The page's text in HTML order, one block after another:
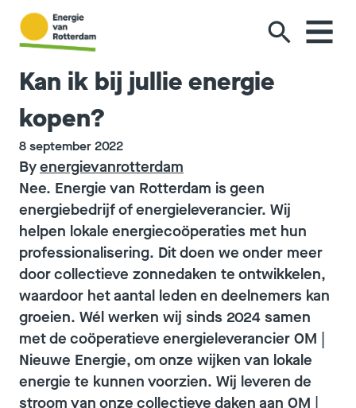
Ga naar de inhoud
Kan ik bij jullie energie
kopen?
8 september 2022
Byenergievanrotterdam
Nee. Energie van Rotterdam is geen
energiebedrijf of energieleverancier. Wij
helpen lokale energiecoöperaties met hun
professionalisering. Dit doen we onder meer
door collectieve zonnedaken te ontwikkelen,
waardoor het aantal leden en deelnemers kan
groeien. Wél werken wij sinds 2024 samen
met de coöperatieve energieleverancier OM |
Nieuwe Energie, om onze wijken van lokale
energie te kunnen voorzien. Wij leveren de
stroom van onze collectieve daken aan OM |